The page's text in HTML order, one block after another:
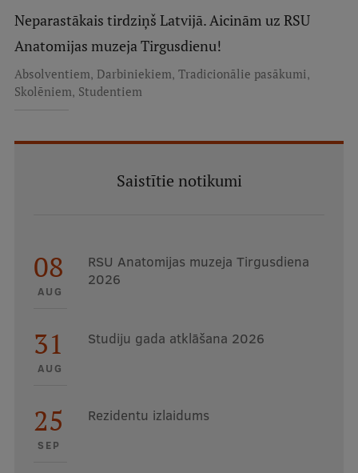
Neparastākais tirdziņš Latvijā. Aicinām uz RSU
Anatomijas muzeja Tirgusdienu!
Absolventiem, Darbiniekiem, Tradicionālie pasākumi,
Skolēniem, Studentiem
Saistītie notikumi
08
AUG
RSU Anatomijas muzeja Tirgusdiena
2026
31
AUG
Studiju gada atklāšana 2026
25
SEP
Rezidentu izlaidums